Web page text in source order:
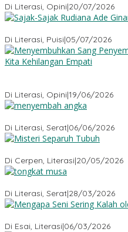
Di Literasi, Opini|20/07/2026
Di Literasi, Puisi|05/07/2026
Di Literasi, Opini|19/06/2026
Di Literasi, Serat|06/06/2026
Di Cerpen, Literasi|20/05/2026
Di Literasi, Serat|28/03/2026
Di Esai, Literasi|06/03/2026